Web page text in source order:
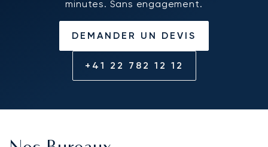
minutes. Sans engagement.
DEMANDER UN DEVIS
+41 22 782 12 12